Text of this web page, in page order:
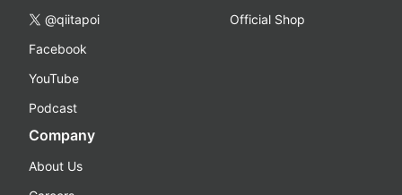
@qiitapoi
Facebook
YouTube
Podcast
Official Shop
Company
About Us